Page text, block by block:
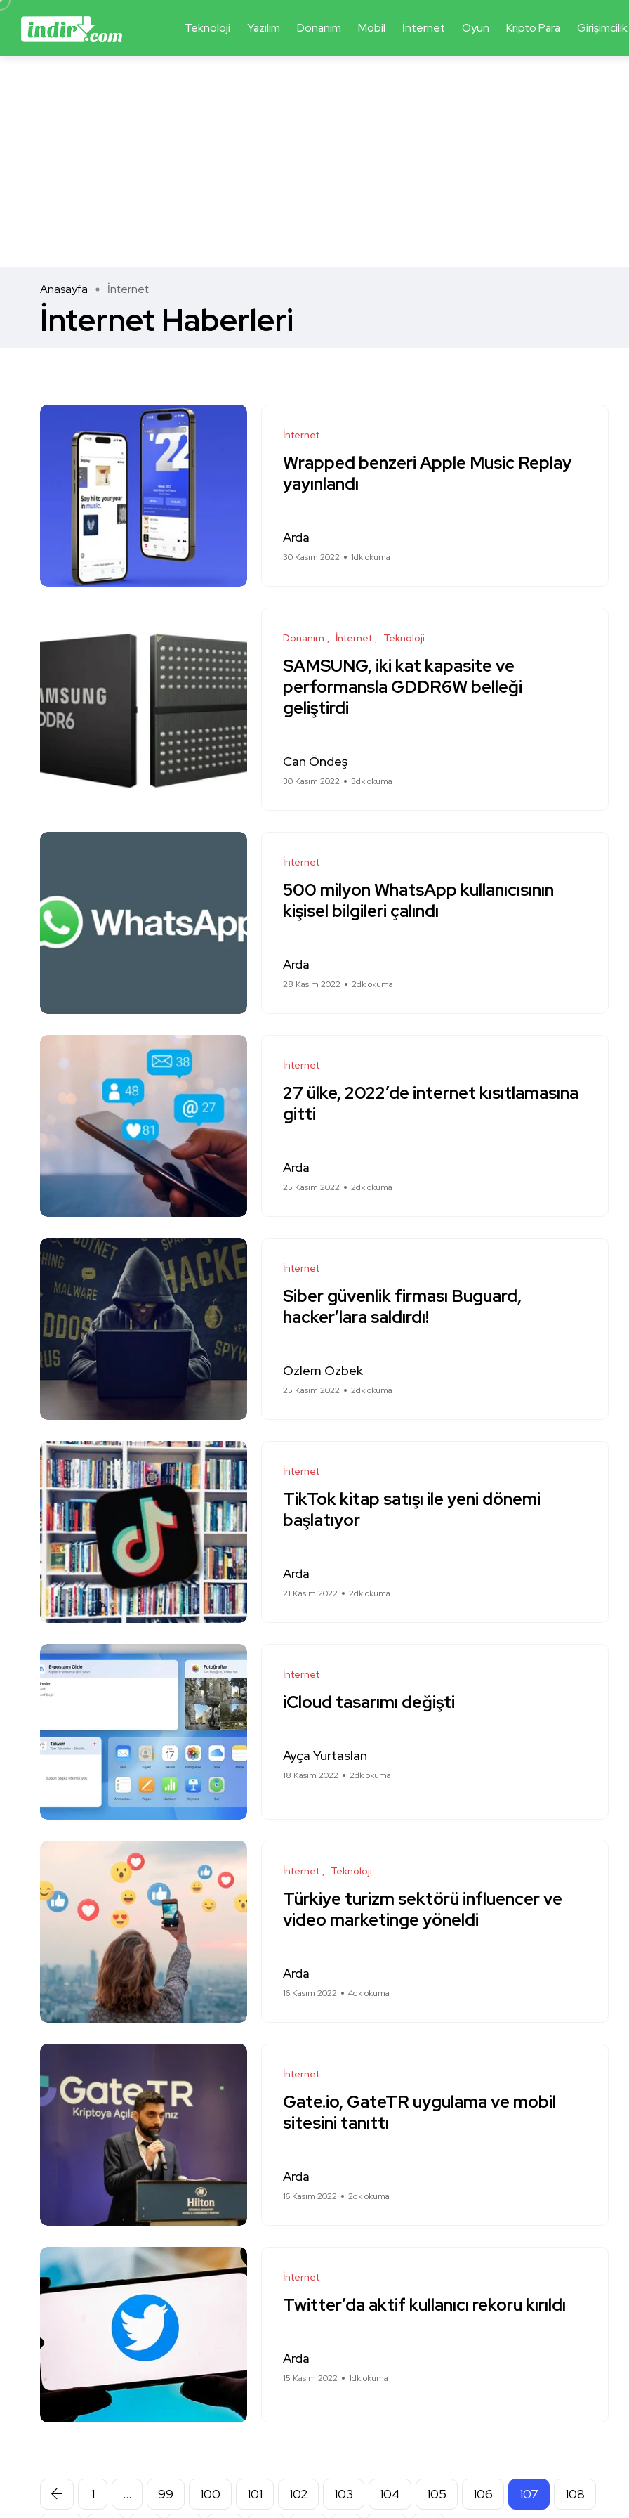
Teknoloji Yazılım Donanım Mobil İnternet Oyun Kripto Para Girişimcilik
Anasayfa İnternet
İnternet Haberleri
İnternet
Wrapped benzeri Apple Music Replay
yayınlandı
Arda
30 Kasım 2022 1dk okuma
Donanım İnternet Teknoloji
SAMSUNG, iki kat kapasite ve
performansla GDDR6W belleği
geliştirdi
Can Öndeş
30 Kasım 2022 3dk okuma
İnternet
500 milyon WhatsApp kullanıcısının
kişisel bilgileri çalındı
Arda
28 Kasım 2022 2dk okuma
İnternet
27 ülke, 2022’de internet kısıtlamasına
gitti
Arda
25 Kasım 2022 2dk okuma
İnternet
Siber güvenlik firması Buguard,
hacker’lara saldırdı!
Özlem Özbek
25 Kasım 2022 2dk okuma
İnternet
TikTok kitap satışı ile yeni dönemi
başlatıyor
Arda
21 Kasım 2022 2dk okuma
İnternet
iCloud tasarımı değişti
Ayça Yurtaslan
18 Kasım 2022 2dk okuma
İnternet Teknoloji
Türkiye turizm sektörü influencer ve
video marketinge yöneldi
Arda
16 Kasım 2022 4dk okuma
İnternet
Gate.io, GateTR uygulama ve mobil
sitesini tanıttı
Arda
16 Kasım 2022 2dk okuma
İnternet
Twitter’da aktif kullanıcı rekoru kırıldı
Arda
15 Kasım 2022 1dk okuma
1 … 99 100 101 102 103 104 105 106 107 108